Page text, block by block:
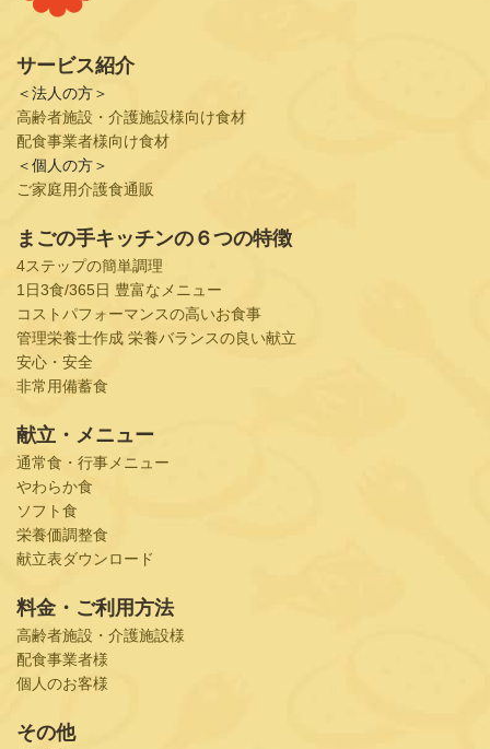
サービス紹介
＜法人の方＞
高齢者施設・介護施設様向け食材
配食事業者様向け食材
＜個人の方＞
ご家庭用介護食通販
まごの手キッチンの６つの特徴
4ステップの簡単調理
1日3食/365日 豊富なメニュー
コストパフォーマンスの高いお食事
管理栄養士作成 栄養バランスの良い献立
安心・安全
非常用備蓄食
献立・メニュー
通常食・行事メニュー
やわらか食
ソフト食
栄養価調整食
献立表ダウンロード
料金・ご利用方法
高齢者施設・介護施設様
配食事業者様
個人のお客様
その他